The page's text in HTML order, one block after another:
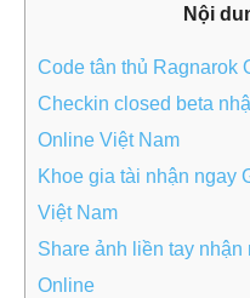
Nội
Code tân thủ Ragnarok
Checkin closed beta
Online Việt Nam
Khoe gia tài nhận ngay
Việt Nam
Share ảnh liền tay
Online